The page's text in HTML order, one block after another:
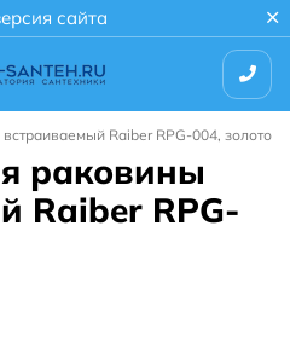
сайта
Raiber RPG-004, золото
раковины
Raiber RPG-